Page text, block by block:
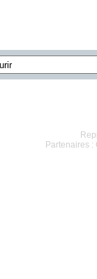
Partenaires :